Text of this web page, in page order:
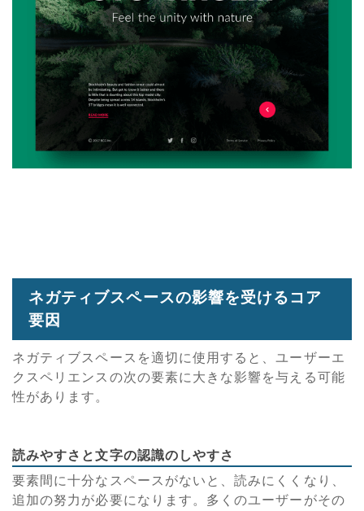
ネガティブスペースの影響を受けるコア
要因
ネガティブスペースを適切に使用すると、ユーザーエ
クスペリエンスの次の要素に大きな影響を与える可能
性があります。
読みやすさと文字の認識のしやすさ
要素間に十分なスペースがないと、読みにくくなり、
追加の努力が必要になります。多くのユーザーがその